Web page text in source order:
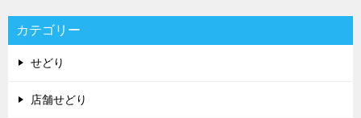
カテゴリー
せどり
店舗せどり